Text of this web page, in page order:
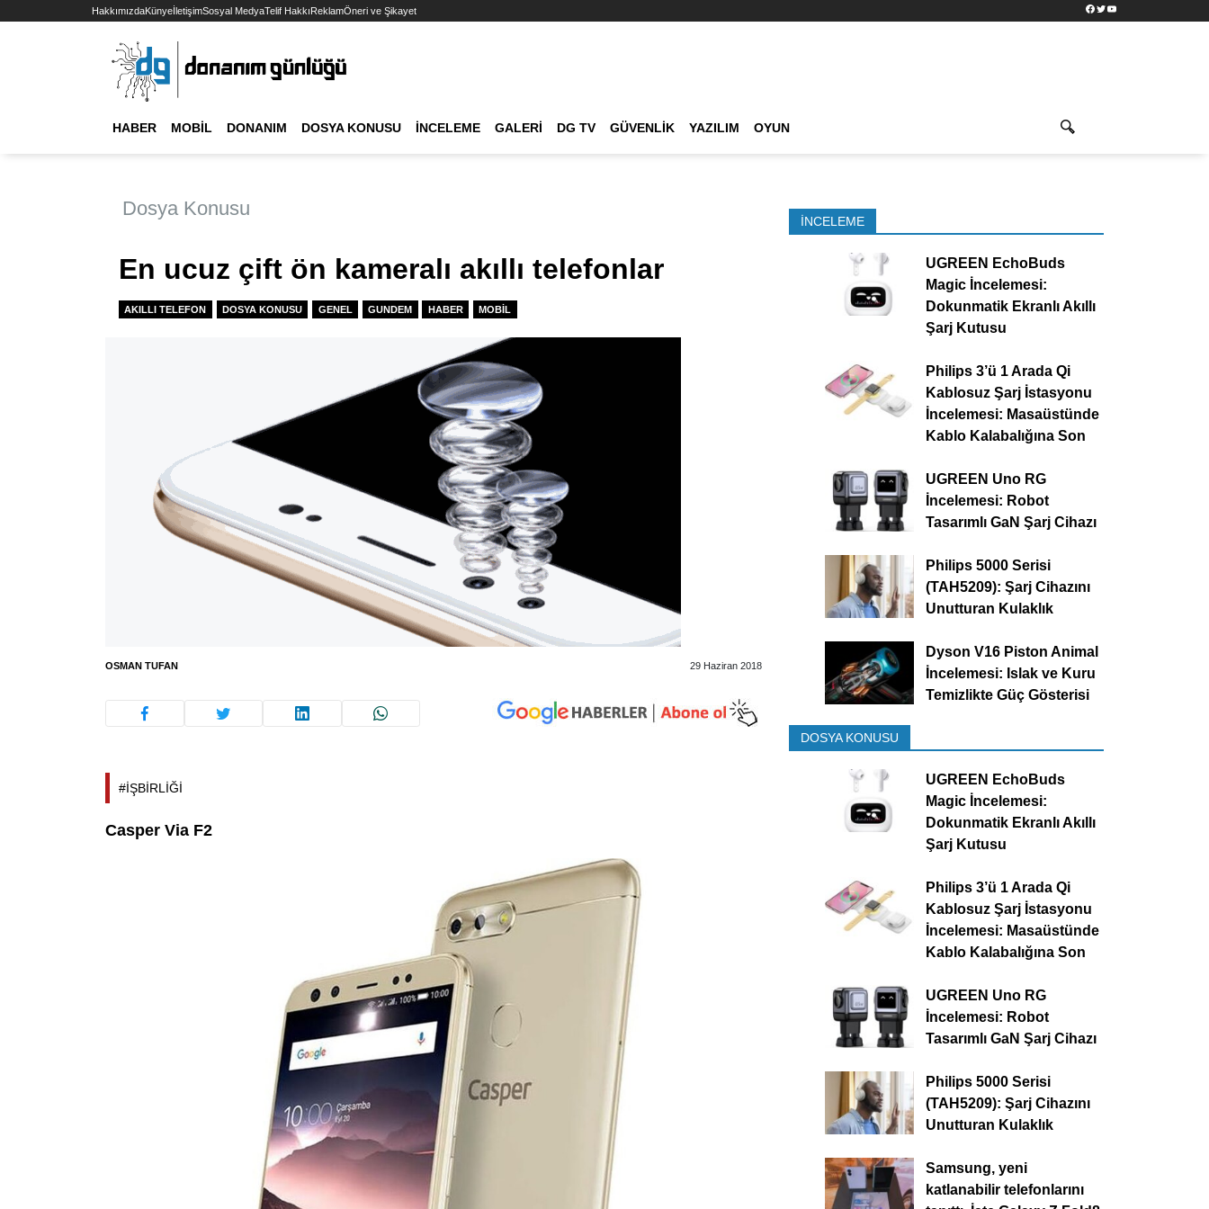
HakkımızdaKünyeİletişimSosyal MedyaTelif HakkıReklamÖneri ve Şikayet Facebook
TwitterYouTube
HABER MOBIL DONANIM DOSYA KONUSU İNCELEME GALERI DG TV GÜVENLIK YAZILIM OYUN
Dosya Konusu
En ucuz çift ön kameralı akıllı telefonlar
AKILLI TELEFON DOSYA KONUSU GENEL GUNDEM HABER MOBIL
OSMAN TUFAN 29 Haziran 2018
#İŞBİRLİĞİ
Casper Via F2
İNCELEME
UGREEN EchoBuds
Magic İncelemesi:
Dokunmatik Ekranlı Akıllı
Şarj Kutusu
Philips 3’ü 1 Arada Qi
Kablosuz Şarj İstasyonu
İncelemesi: Masaüstünde
Kablo Kalabalığına Son
UGREEN Uno RG
İncelemesi: Robot
Tasarımlı GaN Şarj Cihazı
Philips 5000 Serisi
(TAH5209): Şarj Cihazını
Unutturan Kulaklık
Dyson V16 Piston Animal
İncelemesi: Islak ve Kuru
Temizlikte Güç Gösterisi
DOSYA KONUSU
UGREEN EchoBuds
Magic İncelemesi:
Dokunmatik Ekranlı Akıllı
Şarj Kutusu
Philips 3’ü 1 Arada Qi
Kablosuz Şarj İstasyonu
İncelemesi: Masaüstünde
Kablo Kalabalığına Son
UGREEN Uno RG
İncelemesi: Robot
Tasarımlı GaN Şarj Cihazı
Philips 5000 Serisi
(TAH5209): Şarj Cihazını
Unutturan Kulaklık
Samsung, yeni
katlanabilir telefonlarını